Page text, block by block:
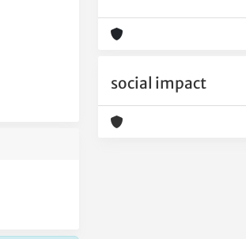
social impact